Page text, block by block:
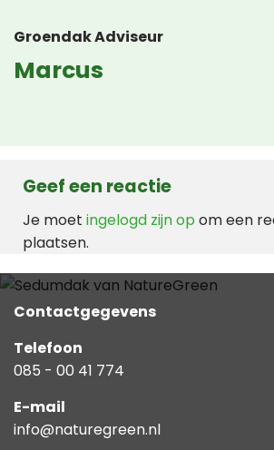
Groendak Adviseur
Marcus
Geef een reactie
Je moet ingelogd zijn op om een
plaatsen.
Contactgegevens
Telefoon
085 - 00 41 774
E-mail
info@naturegreen.nl